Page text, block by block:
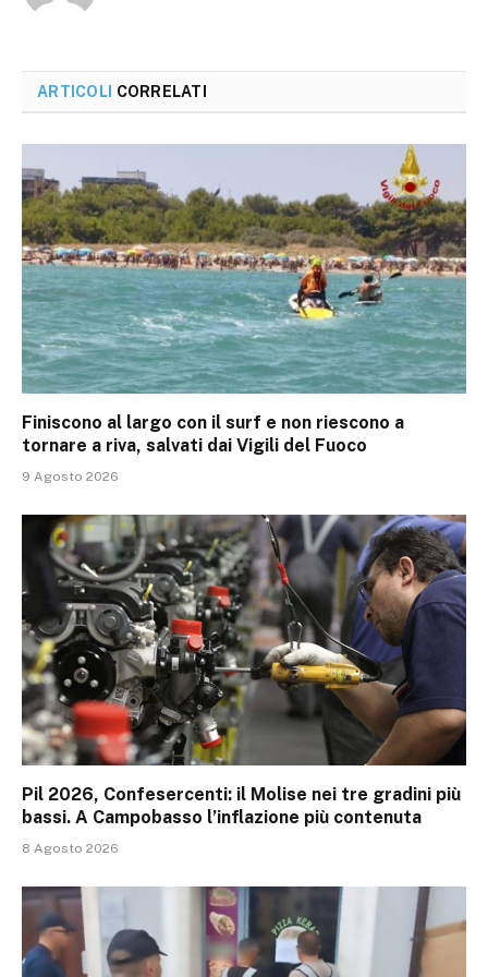
ARTICOLI CORRELATI
Finiscono al largo con il surf e non riescono a
tornare a riva, salvati dai Vigili del Fuoco
9 Agosto 2026
Pil 2026, Confesercenti: il Molise nei tre gradini più
bassi. A Campobasso l’inflazione più contenuta
8 Agosto 2026